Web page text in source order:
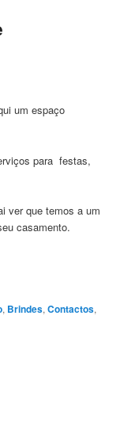
um espaço
para festas,
ver que temos a um
casamento.
, Brindes,Contactos,